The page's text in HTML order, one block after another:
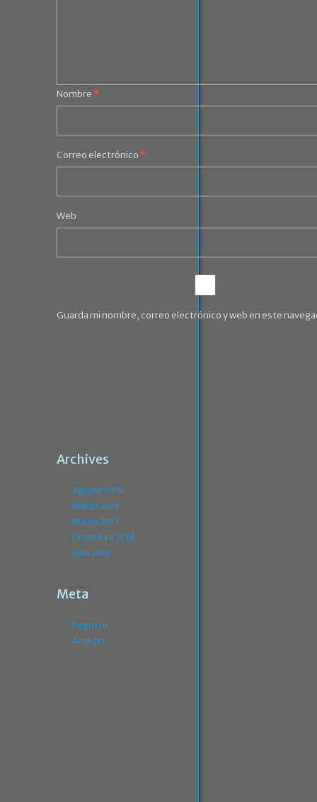
Nombre*
Correo electrónico*
Web
Guarda mi nombre, correo electrónico y web en este
Archives
Agosto 2019
Marzo 2019
Marzo 2017
Diciembre 2016
Julio 2016
Meta
Registro
Acceder